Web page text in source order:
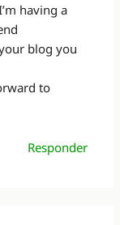
having a
blog you
to
Responder